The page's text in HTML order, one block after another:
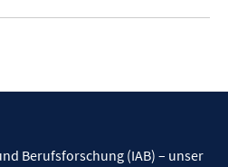
Berufsforschung (IAB) – unser